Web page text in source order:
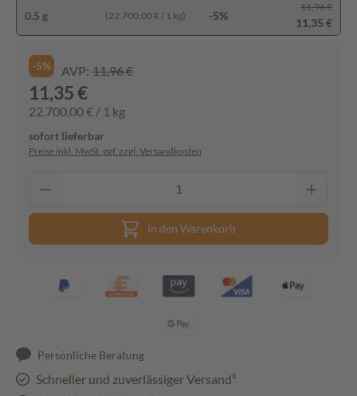
0.5 g (22.700,00 € / 1 kg) -5%
11,96 €
11,35 €
-5% AVP: 11,96 €
11,35 €
22.700,00 € / 1 kg
sofort lieferbar
Preise inkl. MwSt. ggf. zzgl. Versandkosten
In den Warenkorb
Persönliche Beratung
Schneller und zuverlässiger Versand³